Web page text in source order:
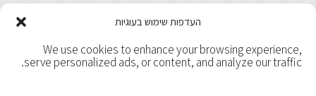
העדפות שימוש בעוגיות
We use cookies to enhance your browsing experience,
serve personalized ads, or content, and analyze our traffic.